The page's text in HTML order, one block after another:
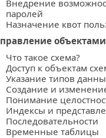
Внедрение
паролей
Назначение квот
Что такое схема?
Доступ к объектам
Указание типов
Создание и
Понимание
Индексы и
Последовательности
Временные таблицы